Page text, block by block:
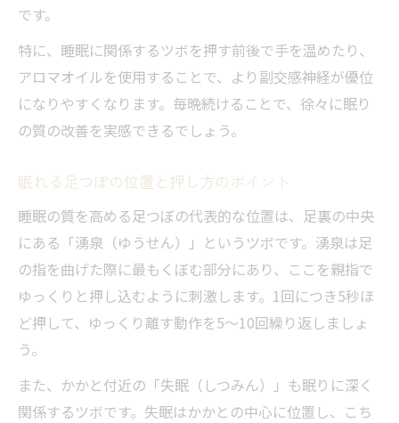
です。
特に、睡眠に関係するツボを押す前後で手を温めたり、
アロマオイルを使用することで、より副交感神経が優位
になりやすくなります。毎晩続けることで、徐々に眠り
の質の改善を実感できるでしょう。
眠れる足つぼの位置と押し方のポイント
睡眠の質を高める足つぼの代表的な位置は、足裏の中央
にある「湧泉（ゆうせん）」というツボです。湧泉は足
の指を曲げた際に最もくぼむ部分にあり、ここを親指で
ゆっくりと押し込むように刺激します。1回につき5秒ほ
ど押して、ゆっくり離す動作を5～10回繰り返しましょ
う。
また、かかと付近の「失眠（しつみん）」も眠りに深く
関係するツボです。失眠はかかとの中心に位置し、こち